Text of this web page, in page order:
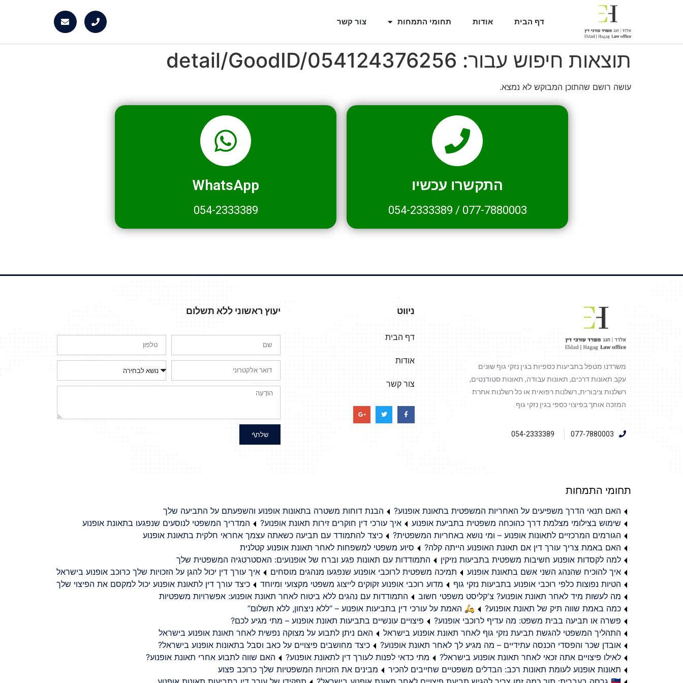
דף הבית אודות תחומי התמחות צור קשר
תוצאות חיפוש עבור: detail/GoodID/054124376256
עושה רושם שהתוכן המבוקש לא נמצא.
התקשרו עכשיו
077-7880003
/
054-2333389
WhatsApp
054-2333389
משרדנו מטפל בתביעות כספיות בגין נזקי גוף שונים
עקב תאונות דרכים, תאונות עבודה, תאונות סטודנטים,
רשלנות ציבורית, רשלנות רפואית או כל רשלנות אחרת
המזכה אותך בפיצוי כספי בגין נזקי גוף.
077-7880003
054-2333389
ניווט
דף הבית
אודות
צור קשר
יעוץ ראשוני ללא תשלום
שלח\י
תחומי התמחות
האם תנאי הדרך משפיעים על האחריות המשפטית בתאונת אופנוע?
הבנת דוחות משטרה בתאונות אופנוע והשפעתם על התביעה שלך
שימוש בצילומי מצלמת דרך כהוכחה משפטית בתביעת אופנוע
איך עורכי דין חוקרים זירות תאונת אופנוע?
המדריך המשפטי לנוסעים שנפגעו בתאונת אופנוע
הגורמים המרכזיים לתאונות אופנוע – ומי נושא באחריות המשפטית?
כיצד להתמודד עם תביעה כשאתה עצמך אחראי חלקית בתאונת אופנוע
האם באמת צריך עורך דין אם תאונת האופנוע הייתה קלה?
סיוע משפטי למשפחות לאחר תאונת אופנוע קטלנית
למה לקסדות אופנוע חשיבות משפטית בתביעות נזיקין
התמודדות עם תאונות פגע וברח של אופנועים: האסטרטגיה המשפטית שלך
איך להוכיח שהנהג השני אשם בתאונת אופנוע
תמיכה משפטית לרוכבי אופנוע שנפגעו מנהגים מוסחים
איך עורך דין יכול להגן על הזכויות שלך כרוכב אופנוע בישראל
הטיות נפוצות כלפי רוכבי אופנוע בתביעות נזקי גוף
מדוע רוכבי אופנוע זקוקים לייצוג משפטי מקצועי ומיוחד
כיצד עורך דין לתאונת אופנוע יכול למקסם את הפיצוי שלך
מה לעשות מיד לאחר תאונת אופנוע? צ'קליסט משפטי חשוב
התמודדות עם נהגים ללא ביטוח לאחר תאונת אופנוע: אפשרויות משפטיות
כמה באמת שווה תיק של תאונת אופנוע?
🛵 האמת על עורכי דין בתביעות אופנוע – “ללא ניצחון, ללא תשלום”
פשרה או תביעה בבית משפט: מה עדיף לרוכבי אופנוע?
פיצויים עונשיים בתביעות תאונת אופנוע – מתי מגיע לכם?
התהליך המשפטי להגשת תביעת נזקי גוף לאחר תאונת אופנוע בישראל
האם ניתן לתבוע על מצוקה נפשית לאחר תאונת אופנוע בישראל
אובדן שכר והפסדי הכנסה עתידיים – מה מגיע לך לאחר תאונת אופנוע?
כיצד מחושבים פיצויים על כאב וסבל בתאונות אופנוע בישראל?
לאילו פיצויים אתה זכאי לאחר תאונת אופנוע בישראל?
מתי כדאי לפנות לעורך דין לתאונת אופנוע?
האם שווה לתבוע אחרי תאונת אופנוע?
תאונות אופנוע לעומת תאונות רכב: הבדלים משפטיים שחייבים להכיר
מבינים את הזכויות המשפטיות שלך כרוכב פצוע